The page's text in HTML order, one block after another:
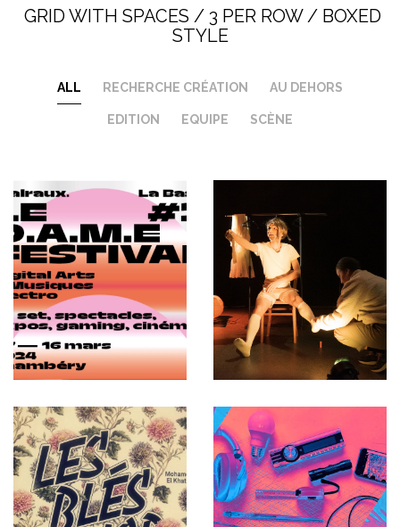
GRID WITH SPACES / 3 PER ROW / BOXED
STYLE
ALL RECHERCHE CRÉATION AU DEHORS
EDITION EQUIPE SCÈNE
Scène Scène